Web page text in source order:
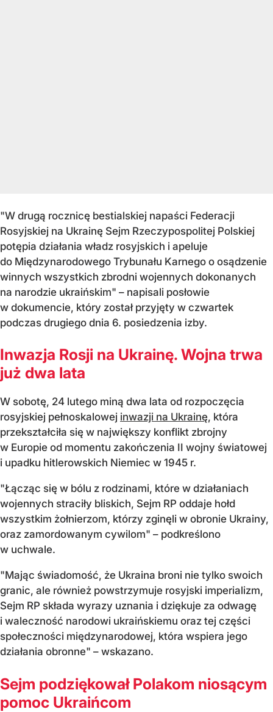
"W drugą rocznicę bestialskiej napaści Federacji
Rosyjskiej na Ukrainę Sejm Rzeczypospolitej Polskiej
potępia działania władz rosyjskich i apeluje
do Międzynarodowego Trybunału Karnego o osądzenie
winnych wszystkich zbrodni wojennych dokonanych
na narodzie ukraińskim" – napisali posłowie
w dokumencie, który został przyjęty w czwartek
podczas drugiego dnia 6. posiedzenia izby.
Inwazja Rosji na Ukrainę. Wojna trwa
już dwa lata
W sobotę, 24 lutego miną dwa lata od rozpoczęcia
rosyjskiej pełnoskalowej inwazji na Ukrainę, która
przekształciła się w największy konflikt zbrojny
w Europie od momentu zakończenia II wojny światowej
i upadku hitlerowskich Niemiec w 1945 r.
"Łącząc się w bólu z rodzinami, które w działaniach
wojennych straciły bliskich, Sejm RP oddaje hołd
wszystkim żołnierzom, którzy zginęli w obronie Ukrainy,
oraz zamordowanym cywilom" – podkreślono
w uchwale.
"Mając świadomość, że Ukraina broni nie tylko swoich
granic, ale również powstrzymuje rosyjski imperializm,
Sejm RP składa wyrazy uznania i dziękuje za odwagę
i waleczność narodowi ukraińskiemu oraz tej części
społeczności międzynarodowej, która wspiera jego
działania obronne" – wskazano.
Sejm podziękował Polakom niosącym
pomoc Ukraińcom